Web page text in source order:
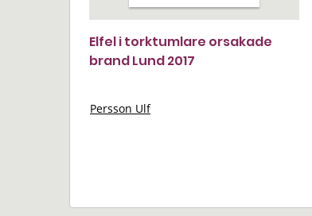
Elfel i torktumlare orsakade
brand Lund 2017
Persson Ulf